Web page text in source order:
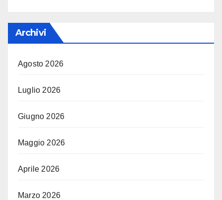
Archivi
Agosto 2026
Luglio 2026
Giugno 2026
Maggio 2026
Aprile 2026
Marzo 2026